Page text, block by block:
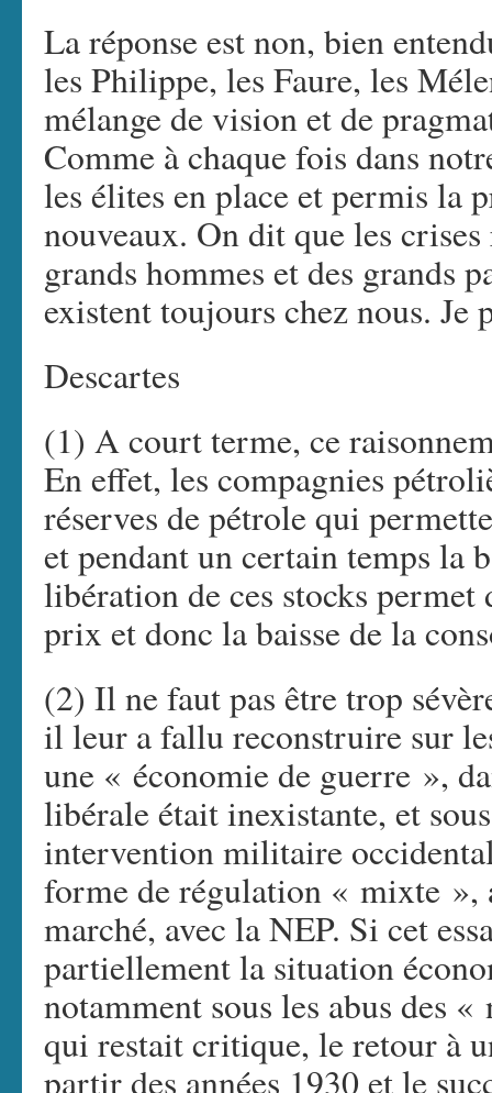
La réponse est non, bien
les Philippe, les Faure, les
mélange de vision et de
Comme à chaque fois dans
les élites en place et permis la
nouveaux. On dit que les
grands hommes et des grands
existent toujours chez nous.
Descartes
(1) A court terme, ce
En effet, les compagnies
réserves de pétrole qui
et pendant un certain temps la
libération de ces stocks permet
prix et donc la baisse de la
(2) Il ne faut pas être trop
il leur a fallu reconstruire sur
une « économie de guerre »,
libérale était inexistante, et
intervention militaire
forme de régulation « mixte »,
marché, avec la NEP. Si cet
partiellement la situation
notamment sous les abus des
qui restait critique, le retour à
partir des années 1930 et le